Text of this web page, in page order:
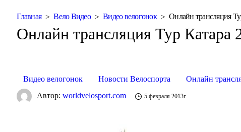
Главная Вело Видео Видео велогонок Онлайн трансляция
Онлайн трансляция Тур Катара
Видео велогонок Новости Велоспорта Онлайн
Автор:worldvelosport.com 5 февраля 2013г.